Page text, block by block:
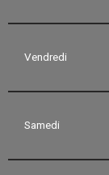
Vendredi
Samedi